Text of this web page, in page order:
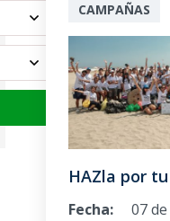
CAMPAÑAS
HAZla por
Fecha:
07